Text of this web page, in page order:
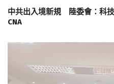
中共出入境新規 陸委會：科
CNA